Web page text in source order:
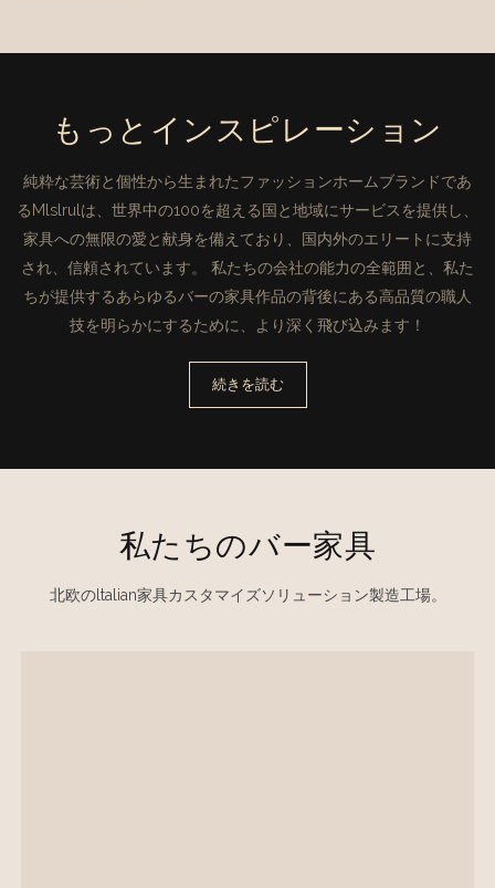
もっとインスピレーション
純粋な芸術と個性から生まれたファッションホームブランドであ
るMlslrulは、世界中の100を超える国と地域にサービスを提供し、
家具への無限の愛と献身を備えており、国内外のエリートに支持
され、信頼されています。 私たちの会社の能力の全範囲と、私た
ちが提供するあらゆるバーの家具作品の背後にある高品質の職人
技を明らかにするために、より深く飛び込みます！
続きを読む
私たちのバー家具
北欧のltalian家具カスタマイズソリューション製造工場。